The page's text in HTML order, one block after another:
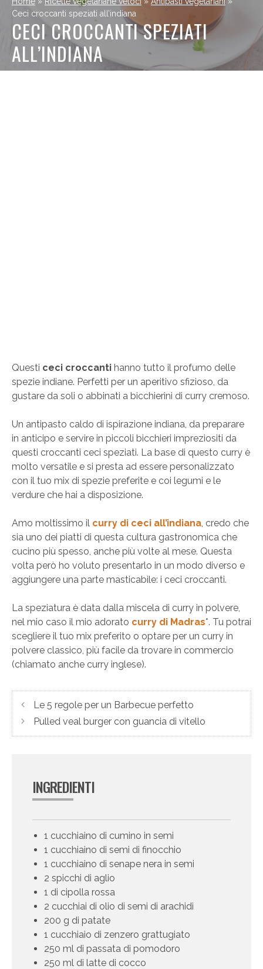
Ceci croccanti speziati all’indiana
CECI CROCCANTI SPEZIATI
ALL’INDIANA
Questi ceci croccanti hanno tutto il profumo delle
spezie indiane. Perfetti per un aperitivo sfizioso, da
gustare da soli o abbinati a bicchierini di curry cremoso.
Un antipasto caldo di ispirazione indiana, da preparare
in anticipo e servire in piccoli bicchieri impreziositi da
questi croccanti ceci speziati. La base di questo curry è
molto versatile e si presta ad essere personalizzato
con il tuo mix di spezie preferite e coi legumi e le
verdure che hai a disposizione.
Amo moltissimo il curry di ceci all’indiana, credo che
sia uno dei piatti di questa cultura gastronomica che
cucino più spesso, anche più volte al mese. Questa
volta però ho voluto presentarlo in un modo diverso e
aggiungere una parte masticabile: i ceci croccanti.
La speziatura è data dalla miscela di curry in polvere,
nel mio caso il mio adorato curry di Madras*. Tu potrai
scegliere il tuo mix preferito o optare per un curry in
polvere classico, più facile da trovare in commercio
(chiamato anche curry inglese).
Le 5 regole per un Barbecue perfetto
Pulled veal burger con guancia di vitello
INGREDIENTI
1 cucchiaino di cumino in semi
1 cucchiaino di semi di finocchio
1 cucchiaino di senape nera in semi
2 spicchi di aglio
1 di cipolla rossa
2 cucchiai di olio di semi di arachidi
200 g di patate
1 cucchiaio di zenzero grattugiato
250 ml di passata di pomodoro
250 ml di latte di cocco